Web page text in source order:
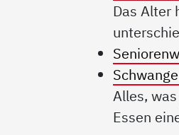
Das Alter
Alles,
Essen